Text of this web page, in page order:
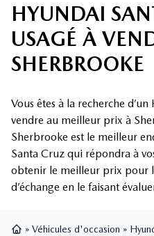
HYUNDAI
USAGÉ À
SHERBROOKE
Vous êtes à la recherche
vendre au meilleur prix à
Sherbrooke est le meilleur
Santa Cruz qui répondra à
obtenir le meilleur prix pour
d’échange en le faisant
» Véhicules d'occasion »